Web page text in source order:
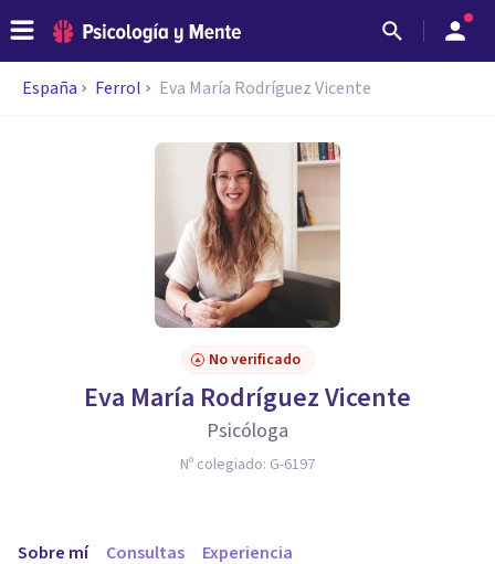
España Ferrol Eva María Rodríguez Vicente
No verificado
Eva María Rodríguez Vicente
Psicóloga
Nº colegiado: G-6197
Sobre mí Consultas Experiencia